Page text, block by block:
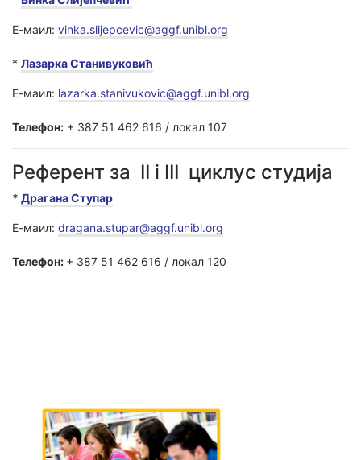
Е-маил: vinka.slijepcevic@aggf.unibl.org
* Лазарка Станивуковић
Е-маил: lazarka.stanivukovic@aggf.unibl.org
Телефон: + 387 51 462 616 / локал 107
Референт за II i III циклус студија
* Драгана Ступар
Е-маил: dragana.stupar@aggf.unibl.org
Телефон: + 387 51 462 616 / локал 120